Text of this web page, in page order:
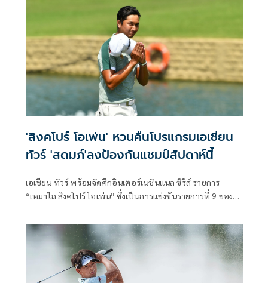
ล้านบาท เปิดฉากชิงชัยรอบแรกวันพุธที่ 19 พฤศจิกายนนี้ ที่
สนามริยาด กอล์ฟ คลับ ระยะ 7,439 หลา พาร์ 71 ประเทศ
ซาอุดิอาระเบีย ด้านโปรไทยนำทัพโดย สดมภ์ แก้วกาญจนา ซึ่ง
เพิ่งคว้าตั๋วลงเล่นในดีพีเวิลด์ทัวร์ปีหน้า ทั้งนี้เวลาท้องถิ่น
ประเทศซาอุดิอาระเบียช้ากว่าประเทศไทย 4 ชั่วโมง
'สิงคโปร์ โอเพ่น' หวนคืนโปรแกรมเอเชียน
ทัวร์ 'สดมภ์'ลงป้องกันแชมป์สัปดาห์นี้
เอเชียน ทัวร์ พร้อมจัดศึกอินเตอร์เนชันแนล ซีรีส์ รายการ
“เหมาไถ สิงคโปร์ โอเพ่น” ซึ่งเป็นการแข่งขันรายการที่ 9 ของ
เหรียญสหรัฐ หรือประมาณ 62 ล้านบาท ณ สนามสิงคโปร์ ไอ
แลนด์ คันทรี คลับ ระหว่างวันที่ 6-9 พฤศจิกายนนี้ โดยมี สดมภ์
แก้วกาญจนา โปรหนุ่มแถวหน้าของไทยลงป้องกันตำแหน่ง